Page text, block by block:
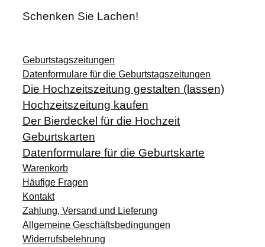
Schenken Sie Lachen!
Geburtstagszeitungen
Datenformulare für die Geburtstagszeitungen
Die Hochzeitszeitung gestalten (lassen)
Hochzeitszeitung kaufen
Der Bierdeckel für die Hochzeit
Geburtskarten
Datenformulare für die Geburtskarte
Warenkorb
Häufige Fragen
Kontakt
Zahlung, Versand und Lieferung
Allgemeine Geschäftsbedingungen
Widerrufsbelehrung